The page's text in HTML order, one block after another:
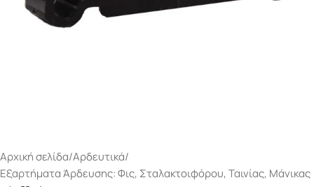
Αρχική σελίδα/Αρδευτικά/
Εξαρτήματα Άρδευσης: Φις, Σταλακτοιφόρου, Ταινίας, Μάνικας